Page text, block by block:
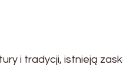
i tradycji, istnieją